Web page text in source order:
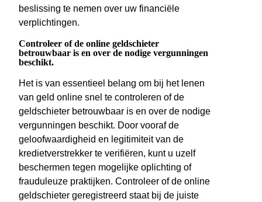
beslissing te nemen over uw financiële
verplichtingen.
Controleer of de online geldschieter
betrouwbaar is en over de nodige vergunningen
beschikt.
Het is van essentieel belang om bij het lenen
van geld online snel te controleren of de
geldschieter betrouwbaar is en over de nodige
vergunningen beschikt. Door vooraf de
geloofwaardigheid en legitimiteit van de
kredietverstrekker te verifiëren, kunt u uzelf
beschermen tegen mogelijke oplichting of
frauduleuze praktijken. Controleer of de online
geldschieter geregistreerd staat bij de juiste